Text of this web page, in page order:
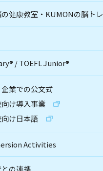
健康教室・KUMONの脳トレ
® /TOEFL Junior®
業での公文式
け導入事業
け日本語
Activities
の連携